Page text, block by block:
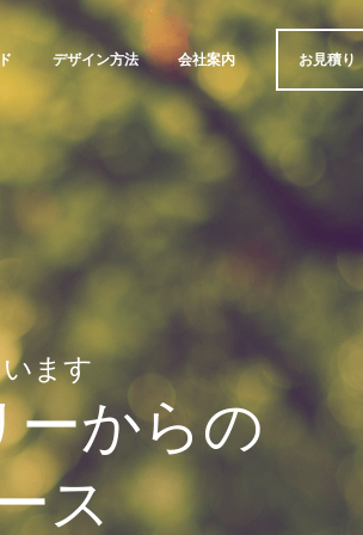
デザイン方法 会社案内 お見積り
ます
ーからの
ス